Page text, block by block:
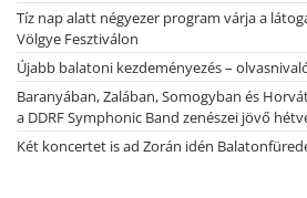
Tíz nap alatt négyezer program várja a
Völgye Fesztiválon
Újabb balatoni kezdeményezés –
Baranyában, Zalában, Somogyban és
a DDRF Symphonic Band zenészei jövő
Két koncertet is ad Zorán idén